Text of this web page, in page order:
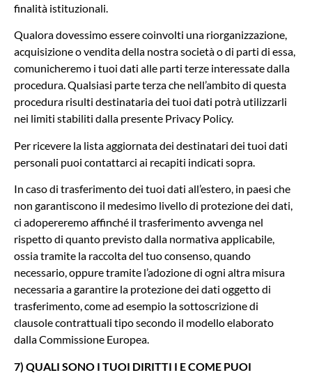
finalità istituzionali.
Qualora dovessimo essere coinvolti una riorganizzazione,
acquisizione o vendita della nostra società o di parti di essa,
comunicheremo i tuoi dati alle parti terze interessate dalla
procedura. Qualsiasi parte terza che nell’ambito di questa
procedura risulti destinataria dei tuoi dati potrà utilizzarli
nei limiti stabiliti dalla presente Privacy Policy.
Per ricevere la lista aggiornata dei destinatari dei tuoi dati
personali puoi contattarci ai recapiti indicati sopra.
In caso di trasferimento dei tuoi dati all’estero, in paesi che
non garantiscono il medesimo livello di protezione dei dati,
ci adopereremo affinché il trasferimento avvenga nel
rispetto di quanto previsto dalla normativa applicabile,
ossia tramite la raccolta del tuo consenso, quando
necessario, oppure tramite l’adozione di ogni altra misura
necessaria a garantire la protezione dei dati oggetto di
trasferimento, come ad esempio la sottoscrizione di
clausole contrattuali tipo secondo il modello elaborato
dalla Commissione Europea.
7) QUALI SONO I TUOI DIRITTI I E COME PUOI